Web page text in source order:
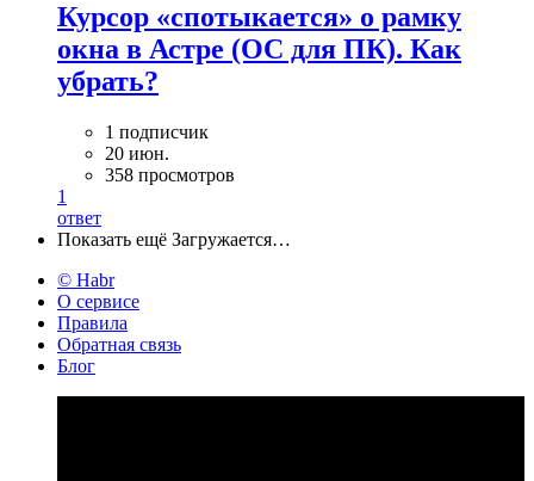
Курсор «спотыкается» о рамку
окна в Астре (ОС для ПК). Как
убрать?
1 подписчик
20 июн.
358 просмотров
1
ответ
Показать ещё Загружается…
© Habr
О сервисе
Правила
Обратная связь
Блог